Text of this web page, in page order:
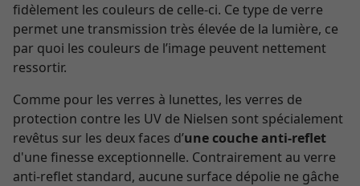
fidèlement les couleurs de celle-ci. Ce type de verre
permet une transmission très élevée de la lumière, ce
par quoi les couleurs de l’image peuvent nettement
ressortir.
Comme pour les verres à lunettes, les verres de
protection contre les UV de Nielsen sont spécialement
revêtus sur les deux faces d’une couche anti-reflet
d'une finesse exceptionnelle. Contrairement au verre
anti-reflet standard, aucune surface dépolie ne gâche